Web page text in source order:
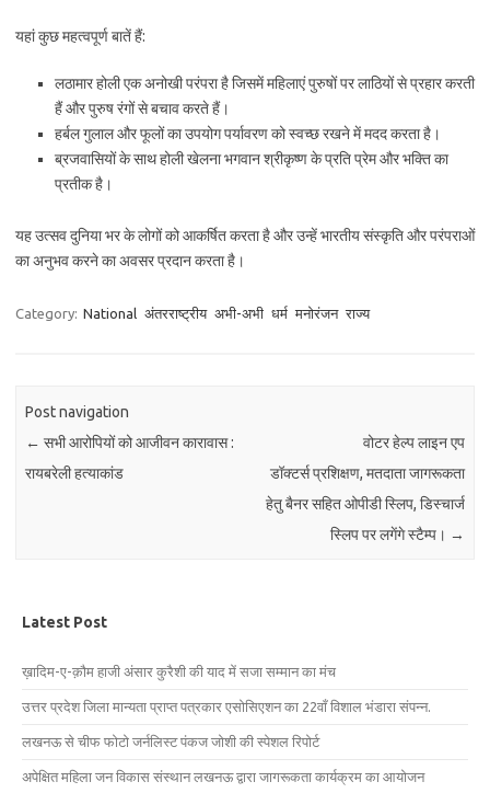
यहां कुछ महत्वपूर्ण बातें हैं:
लठामार होली एक अनोखी परंपरा है जिसमें महिलाएं पुरुषों पर लाठियों से प्रहार करती
हैं और पुरुष रंगों से बचाव करते हैं।
हर्बल गुलाल और फूलों का उपयोग पर्यावरण को स्वच्छ रखने में मदद करता है।
ब्रजवासियों के साथ होली खेलना भगवान श्रीकृष्ण के प्रति प्रेम और भक्ति का
प्रतीक है।
यह उत्सव दुनिया भर के लोगों को आकर्षित करता है और उन्हें भारतीय संस्कृति और परंपराओं
का अनुभव करने का अवसर प्रदान करता है।
Category: National अंतरराष्ट्रीय अभी-अभी धर्म मनोरंजन राज्य
Post navigation
← सभी आरोपियों को आजीवन कारावास :
रायबरेली हत्याकांड
वोटर हेल्प लाइन एप
डॉक्टर्स प्रशिक्षण, मतदाता जागरूकता
हेतु बैनर सहित ओपीडी स्लिप, डिस्चार्ज
स्लिप पर लगेंगे स्टैम्प। →
Latest Post
ख़ादिम-ए-क़ौम हाजी अंसार कुरैशी की याद में सजा सम्मान का मंच
उत्तर प्रदेश जिला मान्यता प्राप्त पत्रकार एसोसिएशन का 22वाँ विशाल भंडारा संपन्न.
लखनऊ से चीफ फोटो जर्नलिस्ट पंकज जोशी की स्पेशल रिपोर्ट
अपेक्षित महिला जन विकास संस्थान लखनऊ द्वारा जागरूकता कार्यक्रम का आयोजन